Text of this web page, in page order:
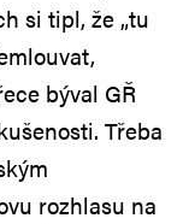
si tipl, že „tu
býval GŘ
Třeba
rozhlasu na